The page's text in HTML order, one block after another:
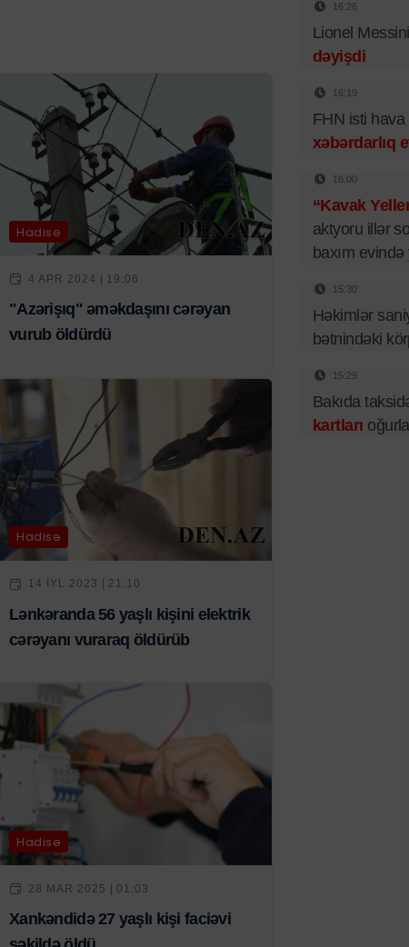
Hadisə
4 APR 2024 | 19:06
"Azərişıq" əməkdaşını cərəyan
vurub öldürdü
Hadisə
14 IYL 2023 | 21:10
Lənkəranda 56 yaşlı kişini elektrik
cərəyanı vuraraq öldürüb
Hadisə
28 MAR 2025 | 01:03
Xankəndidə 27 yaşlı kişi faciəvi
16:26
Lionel
dəyişdi
16:19
FHN isti hava
xəbərdarlıq
16:00
“Kavak
aktyoru illər
baxım evində
15:30
Həkimlər
bətnindəki
15:29
Bakıda
kartları